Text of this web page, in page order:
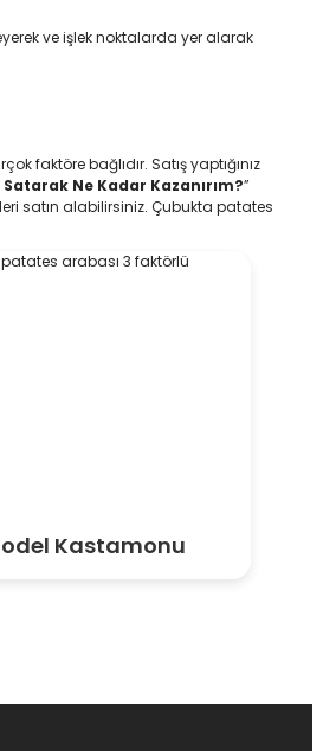
ve işlek noktalarda yer alarak
faktöre bağlıdır. Satış yaptığınız
Ne Kadar Kazanırım?”
satın alabilirsiniz. Çubukta patates
Kastamonu